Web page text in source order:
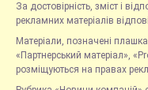
За достовірність, зміст і
рекламних матеріалів
Матеріали, позначені
«Партнерський матеріал»,
розміщуються на правах